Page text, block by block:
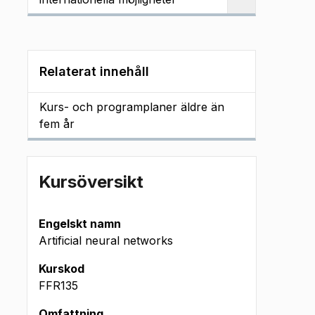
Relaterat innehåll
Kurs- och programplaner äldre än
fem år
Kursöversikt
Engelskt namn
Artificial neural networks
Kurskod
FFR135